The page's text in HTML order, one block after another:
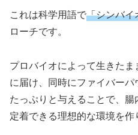
これは科学用語で「シンバイ
ローチです。
プロバイオによって生きた
に届け、同時にファイバー
たっぷりと与えることで、
定着できる理想的な環境を作